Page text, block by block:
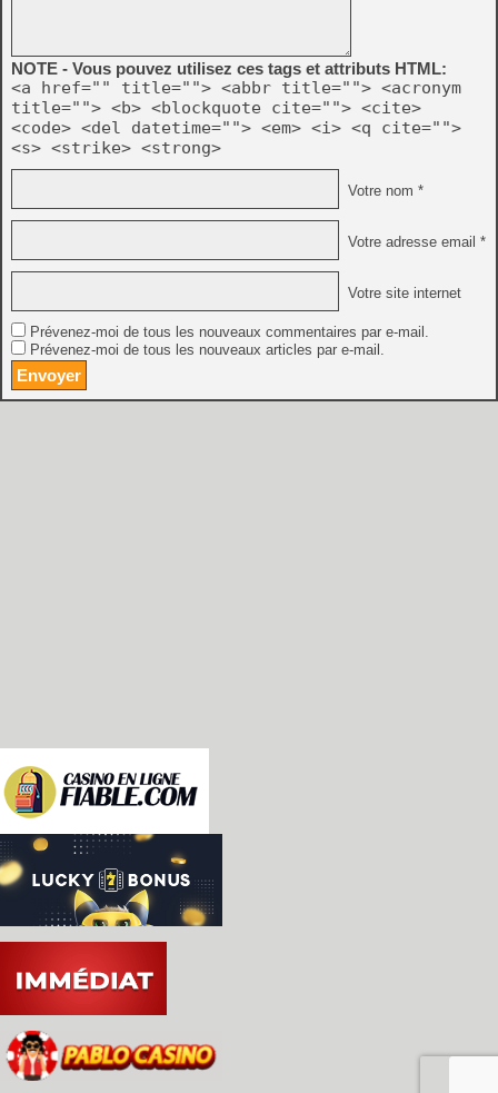
NOTE - Vous pouvez utilisez ces tags et attributs HTML:
<a href="" title=""> <abbr title=""> <acronym
title=""> <b> <blockquote cite=""> <cite>
<code> <del datetime=""> <em> <i> <q cite="">
<s> <strike> <strong>
Votre nom *
Votre adresse email *
Votre site internet
Prévenez-moi de tous les nouveaux commentaires par e-mail.
Prévenez-moi de tous les nouveaux articles par e-mail.